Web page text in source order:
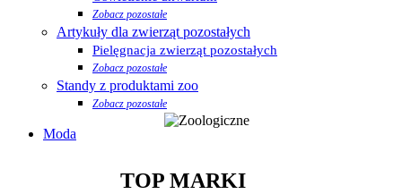
Zobacz pozostałe
Artykuły dla zwierząt pozostałych
Pielęgnacja zwierząt pozostałych
Zobacz pozostałe
Standy z produktami zoo
Zobacz pozostałe
Moda
TOP MARKI